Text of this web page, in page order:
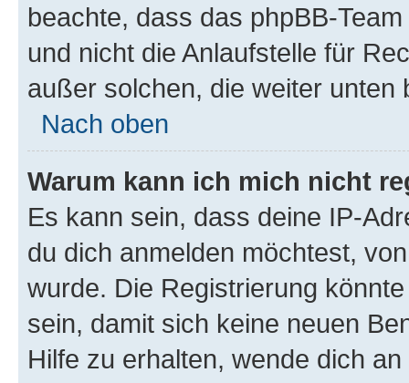
beachte, dass das phpBB-
und nicht die Anlaufstelle für
außer solchen, die weiter unten
Nach oben
Warum kann ich mich nicht
Es kann sein, dass deine IP-
du dich anmelden möchtest,
wurde. Die Registrierung
sein, damit sich keine neuen
Hilfe zu erhalten, wende dich